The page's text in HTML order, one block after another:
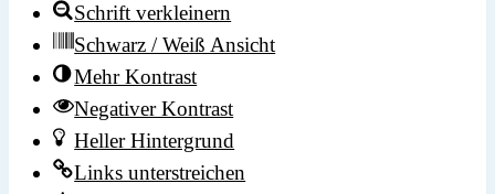
Schrift verkleinern
Schwarz / Weiß Ansicht
Mehr Kontrast
Negativer Kontrast
Heller Hintergrund
Links unterstreichen